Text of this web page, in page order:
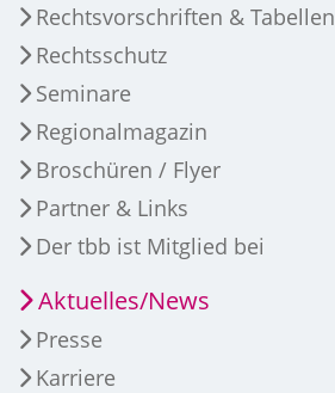
Rechtsvorschriften & Tabellen
Rechtsschutz
Seminare
Regionalmagazin
Broschüren / Flyer
Partner & Links
Der tbb ist Mitglied bei
Aktuelles/News
Presse
Karriere